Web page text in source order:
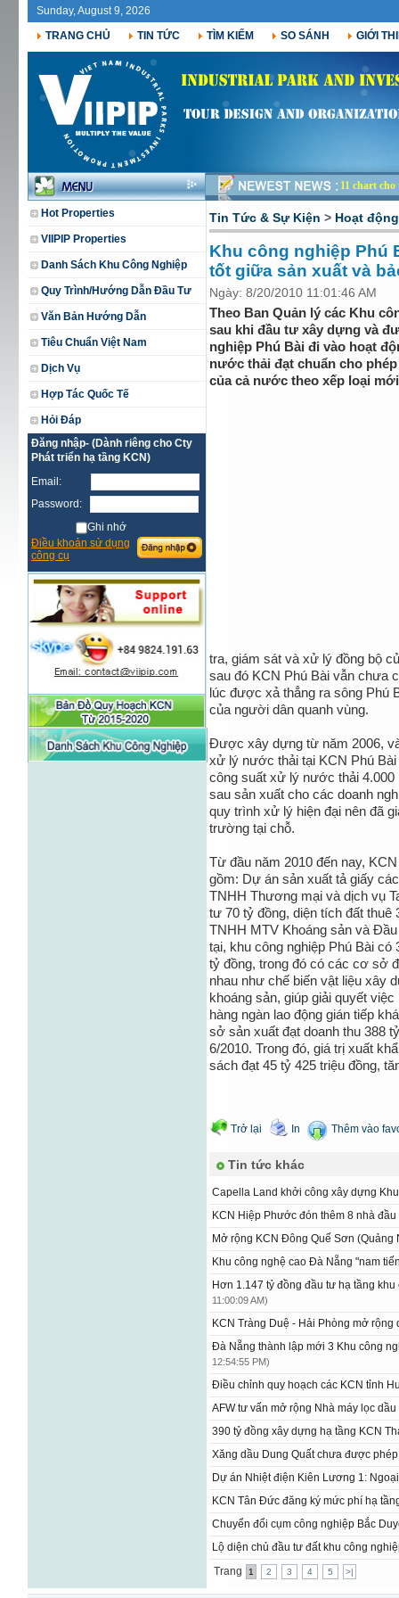
Sunday, August 9, 2026
TRANG CHỦ
TIN TỨC TÌM KIẾM SO SÁNH GIỚI
Hot Properties
VIIPIP Properties
Danh Sách Khu Công Nghiệp
Quy Trình/Hướng Dẫn Đầu Tư
Văn Bản Hướng Dẫn
Tiêu Chuẩn Việt Nam
Dịch Vụ
Hợp Tác Quốc Tế
Hỏi Đáp
Đăng nhập- (Dành riêng cho Cty
Phát triển hạ tầng KCN)
Email:
Password:
Ghi nhớ
Điều khoản sử dụng
công cụ
11 chart
Tin Tức & Sự Kiện > Hoạt
Khu công nghiệp Phú
tốt giữa sản xuất và
Ngày: 8/20/2010 11:01:46 AM
Theo Ban Quản lý các Khu
sau khi đầu tư xây dựng và
nghiệp Phú Bài đi vào hoạt
nước thải đạt chuẩn cho
của cả nước theo xếp loại
tra, giám sát và xử lý đồng bộ
sau đó KCN Phú Bài vẫn chưa
lúc được xả thẳng ra sông Phú
của người dân quanh vùng.
Được xây dựng từ năm 2006,
xử lý nước thải tại KCN Phú
công suất xử lý nước thải
sau sản xuất cho các doanh
quy trình xử lý hiện đại nên đã
trường tại chỗ.
Từ đầu năm 2010 đến nay,
gồm: Dự án sản xuất tả giấy
TNHH Thương mại và dịch vụ
tư 70 tỷ đồng, diện tích đất thuê
TNHH MTV Khoáng sản và
tại, khu công nghiệp Phú Bài
tỷ đồng, trong đó có các cơ sở
nhau như chế biến vật liệu xây
khoáng sản, giúp giải quyết
hàng ngàn lao động gián tiếp
sở sản xuất đạt doanh thu 388
6/2010. Trong đó, giá trị xuất
sách đạt 45 tỷ 425 triệu đồng,
Trở lại In Thêm vào
Tin tức khác
Capella Land khởi công xây dựng
KCN Hiệp Phước đón thêm 8 nhà
Mở rộng KCN Đông Quế Sơn (Quảng
Khu công nghệ cao Đà Nẵng "nam
Hơn 1.147 tỷ đồng đầu tư hạ tầng
11:00:09 AM)
KCN Tràng Duệ - Hải Phòng mở
Đà Nẵng thành lập mới 3 Khu công
12:54:55 PM)
Điều chỉnh quy hoạch các KCN tỉnh
AFW tư vấn mở rộng Nhà máy lọc
390 tỷ đồng xây dựng hạ tầng KCN
Xăng dầu Dung Quất chưa được
Dự án Nhiệt điện Kiên Lương 1:
​KCN Tân Đức đăng ký mức phí hạ
Chuyển đổi cụm công nghiệp Bắc
Lộ diện chủ đầu tư đất khu công
Trang
1 2 3 4 5 >|